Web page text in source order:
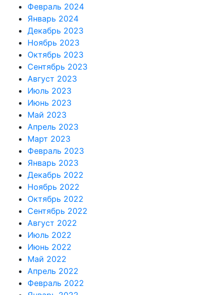
Февраль 2024
Январь 2024
Декабрь 2023
Ноябрь 2023
Октябрь 2023
Сентябрь 2023
Август 2023
Июль 2023
Июнь 2023
Май 2023
Апрель 2023
Март 2023
Февраль 2023
Январь 2023
Декабрь 2022
Ноябрь 2022
Октябрь 2022
Сентябрь 2022
Август 2022
Июль 2022
Июнь 2022
Май 2022
Апрель 2022
Февраль 2022